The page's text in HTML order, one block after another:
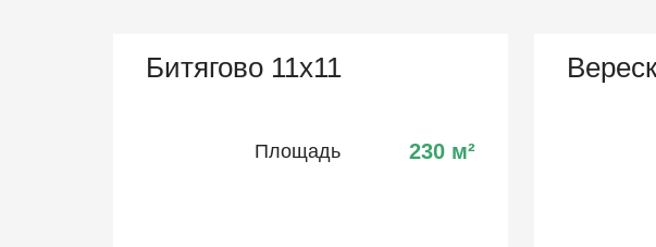
Битягово 11х11
Площадь 230 м²